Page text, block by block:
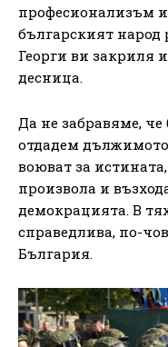
професионализъм и
българският народ
Георги ви закриля
десница.
Да не забравяме,
отдадем
воюват за
произвола и
демокрацията. В
справедлива, по-
България.